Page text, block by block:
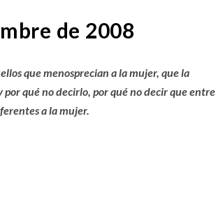
de 2008
que menosprecian a la mujer, que la
qué no decirlo, por qué no decir que entre
a la mujer.